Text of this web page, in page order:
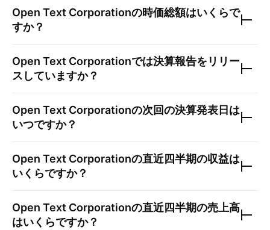
Open Text Corporationの時価総額はいくらで
すか？
Open Text Corporationでは決算報告をリリー
スしていますか？
Open Text Corporationの次回の決算発表日は
いつですか？
Open Text Corporationの直近四半期の収益は
いくらですか？
Open Text Corporationの直近四半期の売上高
はいくらですか？